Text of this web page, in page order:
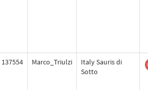
137554 Marco_Triulzi
Italy Sauris di
Sotto